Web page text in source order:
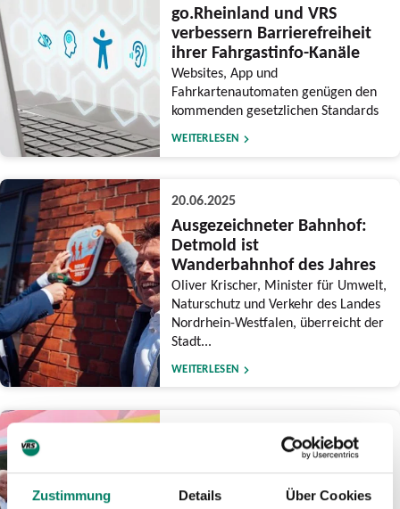
Zustimmung Details Über Cookies
go.Rheinland und VRS
verbessern Barrierefreiheit
ihrer Fahrgastinfo-Kanäle
Websites, App und
Fahrkartenautomaten genügen den
kommenden gesetzlichen Standards
WEITERLESEN
20.06.2025
Ausgezeichneter Bahnhof:
Detmold ist
Wanderbahnhof des Jahres
Oliver Krischer, Minister für Umwelt,
Naturschutz und Verkehr des Landes
Nordrhein-Westfalen, überreicht der
Stadt...
WEITERLESEN
Meilenstein beim
Wiederaufbau der
Eifelstrecke erreicht: